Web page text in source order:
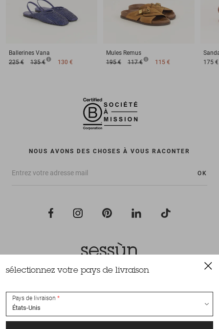
Ballerines Vana
225 €
135 € 130 €
Mules Remus
195 €
117 € 115 €
175 €
NOUS AVONS DES CHOSES À VOUS RACONTER
OK
Tous droits réservés Sessùn 2022
sélectionnez votre pays de livraison
Pays de livraison